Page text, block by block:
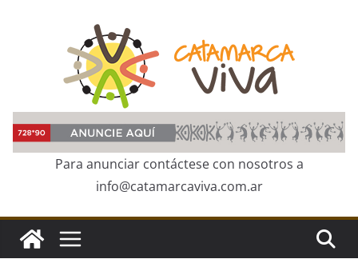
Para anunciar contáctese con nosotros a
info@catamarcaviva.com.ar